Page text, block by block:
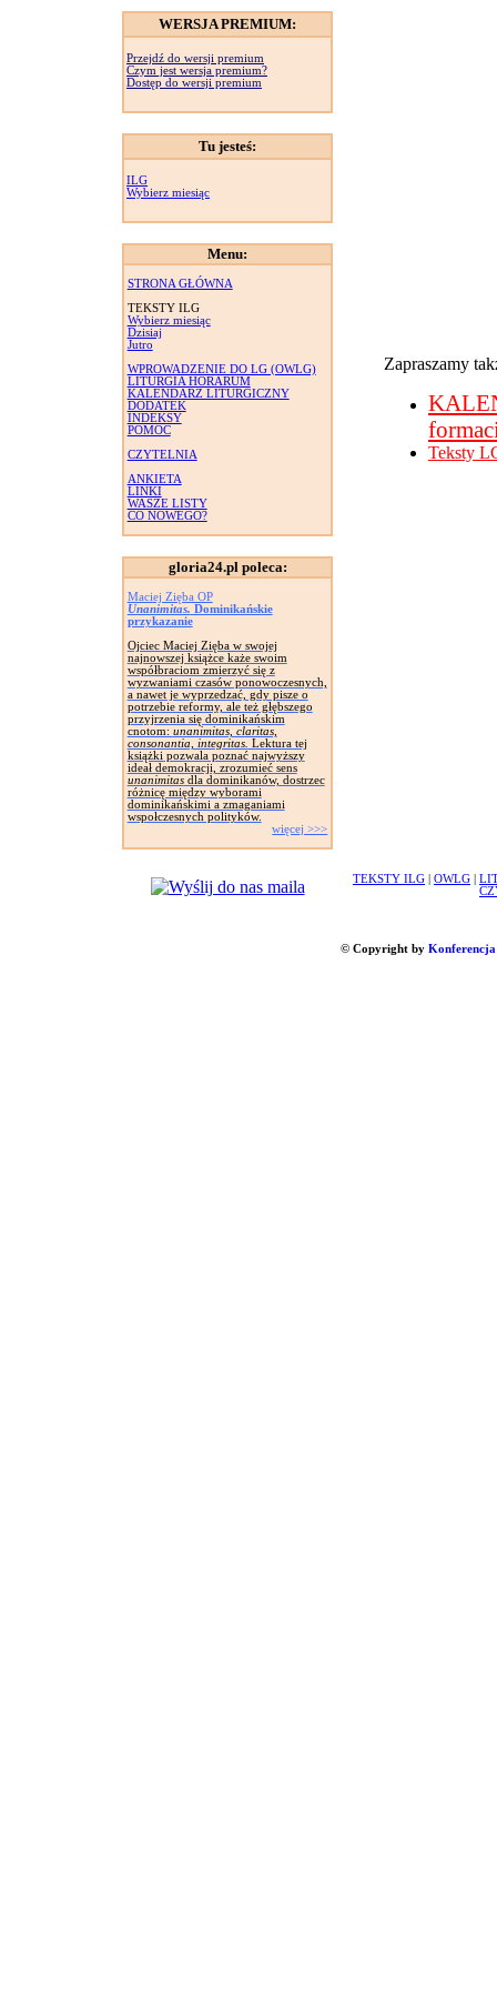
WERSJA PREMIUM:
Przejdź do wersji premium
Czym jest wersja premium?
Dostęp do wersji premium
Tu jesteś:
ILG
Wybierz miesiąc
Menu:
STRONA GŁÓWNA
TEKSTY ILG
Wybierz miesiąc
Dzisiaj
Jutro
WPROWADZENIE DO LG (OWLG)
LITURGIA HORARUM
KALENDARZ LITURGICZNY
DODATEK
INDEKSY
POMOC
CZYTELNIA
ANKIETA
LINKI
WASZE LISTY
CO NOWEGO?
gloria24.pl poleca:
Maciej Zięba OP
Unanimitas. Dominikańskie
przykazanie
Ojciec Maciej Zięba w swojej
najnowszej książce każe swoim
współbraciom zmierzyć się z
wyzwaniami czasów ponowoczesnych,
a nawet je wyprzedzać, gdy pisze o
potrzebie reformy, ale też głębszego
przyjrzenia się dominikańskim
cnotom: unanimitas, claritas,
consonantia, integritas. Lektura tej
książki pozwala poznać najwyższy
ideał demokracji, zrozumieć sens
unanimitasdla dominikanów, dostrzec
różnicę między wyborami
dominikańskimi a zmaganiami
wspołczesnych polityków.
więcej >>>
Zapraszamy
Teksty
TEKSTY ILG OWLG
© Copyright by Konferencja